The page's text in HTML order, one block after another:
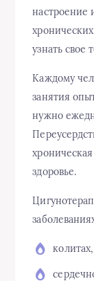
настроение
узнать свое
Каждому
занятия
нужно
здоровье.